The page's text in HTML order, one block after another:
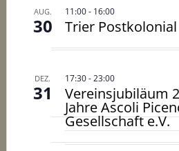
AUG.
30
11:00- 16:00
Trier Postkolonial
DEZ.
31
17:30-23:00
Vereinsjubiläum
Jahre Ascoli
Gesellschaft e.V.